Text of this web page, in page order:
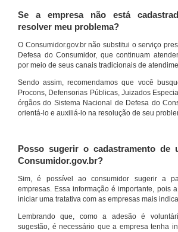
Se a empresa não está
resolver meu problema?
O Consumidor.gov.br não substitui o serviço
Defesa do Consumidor, que continuam
por meio de seus canais tradicionais de
Sendo assim, recomendamos que você
Procons, Defensorias Públicas, Juizados
órgãos do Sistema Nacional de Defesa do
orientá-lo e auxiliá-lo na resolução de seu
Posso sugerir o cadastramento de
Consumidor.gov.br?
Sim, é possível ao consumidor sugerir a
empresas. Essa informação é importante, pois
iniciar uma tratativa com as empresas mais
Lembrando que, como a adesão é
sugestão, é necessário que a empresa tenha